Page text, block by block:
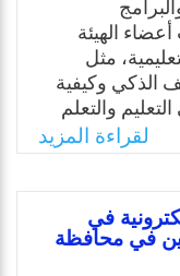
لمعلمة رياض
في إعداد
الهيئة
مثل
الذكي وكيفية
والتعلم
الملحة لتدريب
على استخدام
البرامج
كمحاولة
في
لقراءة المزيد
في
في محافظة